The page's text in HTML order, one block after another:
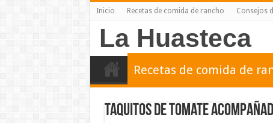
Inicio Recetas de comida de rancho Consejos
La Huasteca
Recetas de comida de
Taquitos de Tomate